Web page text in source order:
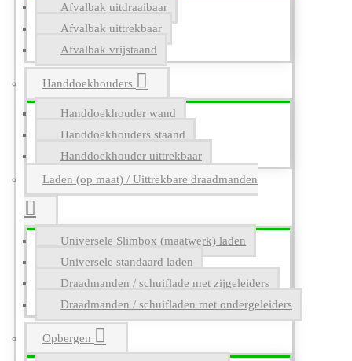
Afvalbak uitdraaibaar
Afvalbak uittrekbaar
Afvalbak vrijstaand
Handdoekhouders
Handdoekhouder wand
Handdoekhouders staand
Handdoekhouder uittrekbaar
Laden (op maat) / Uittrekbare draadmanden
Universele Slimbox (maatwerk) laden
Universele standaard laden
Draadmanden / schuiflade met zijgeleiders
Draadmanden / schuifladen met ondergeleiders
Opbergen